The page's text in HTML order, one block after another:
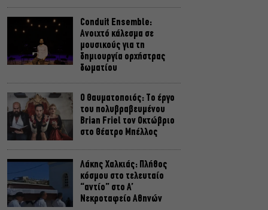
Conduit Ensemble:
Ανοιχτό κάλεσμα σε
μουσικούς για τη
δημιουργία ορχήστρας
δωματίου
Ο Θαυματοποιός: Το έργο
του πολυβραβευμένου
Brian Friel τον Οκτώβριο
στο Θέατρο Μπέλλος
Λάκης Χαλκιάς: Πλήθος
κόσμου στο τελευταίο
“αντίο” στο Α’
Νεκροταφείο Αθηνών